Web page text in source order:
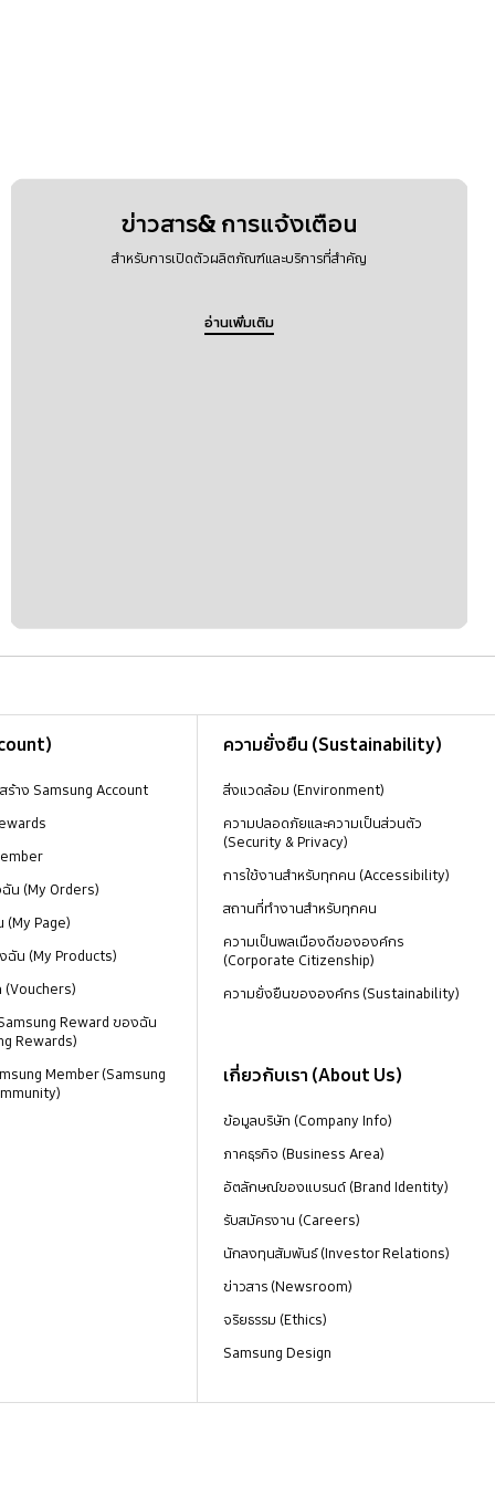
ข่าวสาร& การแจ้งเตือน
สำหรับการเปิดตัวผลิตภัณฑ์และบริการที่สำคัญ
อ่านเพิ่มเติม
ร้าง Samsung Account
น (My Orders)
Page)
น (My Products)
Reward ของฉัน
Rewards)
Member (Samsung
ความยั่งยืน (Sustainability)
สิ่งแวดล้อม (Environment)
ความปลอดภัยและความเป็นส่วนตัว
(Security & Privacy)
การใช้งานสำหรับทุกคน (Accessibility)
สถานที่ทำงานสำหรับทุกคน
ความเป็นพลเมืองดีขององค์กร
(Corporate Citizenship)
ความยั่งยืนขององค์กร (Sustainability)
เกี่ยวกับเรา (About Us)
ข้อมูลบริษัท (Company Info)
ภาคธุรกิจ (Business Area)
อัตลักษณ์ของแบรนด์ (Brand Identity)
รับสมัครงาน (Careers)
นักลงทุนสัมพันธ์ (Investor Relations)
ข่าวสาร (Newsroom)
จริยธรรม (Ethics)
Samsung Design